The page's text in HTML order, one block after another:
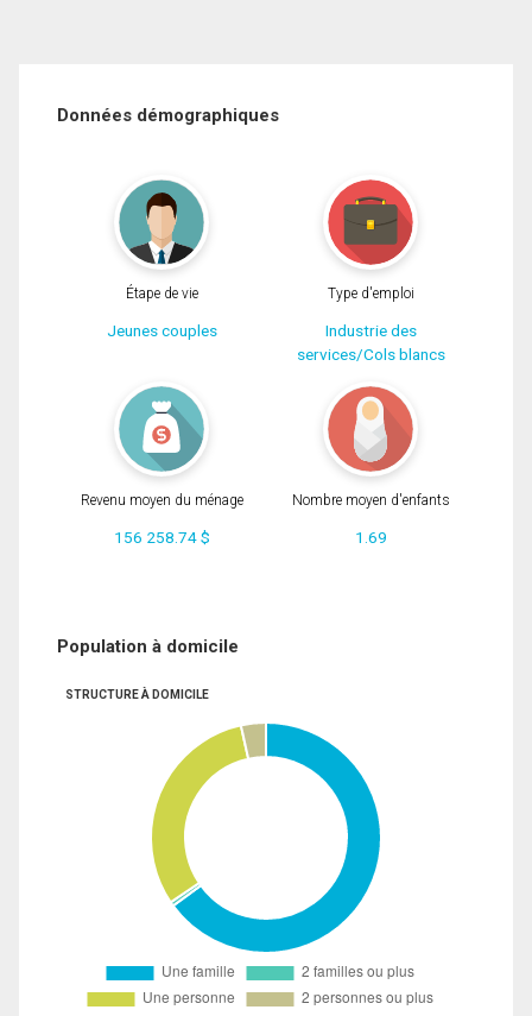
Données démographiques
Étape de vie
Jeunes couples
Type d'emploi
Industrie des
services/Cols blancs
Revenu moyen du ménage
156 258.74 $
Nombre moyen d'enfants
1.69
Population à domicile
STRUCTURE À DOMICILE